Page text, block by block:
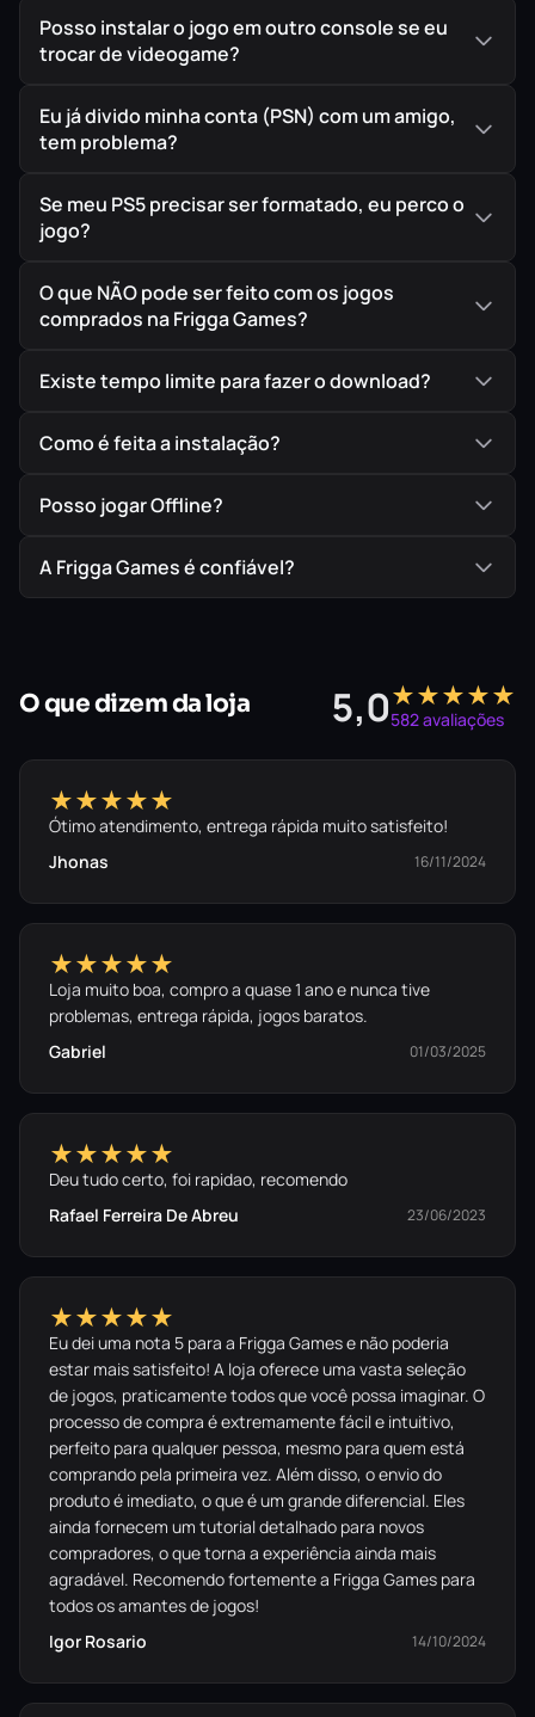
Posso instalar o jogo em outro console se eu
trocar de videogame?
Eu já divido minha conta (PSN) com um amigo,
tem problema?
Se meu PS5 precisar ser formatado, eu perco o
jogo?
O que NÃO pode ser feito com os jogos
comprados na Frigga Games?
Existe tempo limite para fazer o download?
Como é feita a instalação?
Posso jogar Offline?
A Frigga Games é confiável?
O que dizem da loja 5,0★★★★★
582 avaliações
★★★★★
Ótimo atendimento, entrega rápida muito satisfeito!
Jhonas
16/11/2024
★★★★★
Loja muito boa, compro a quase 1 ano e nunca tive
problemas, entrega rápida, jogos baratos.
Gabriel
01/03/2025
★★★★★
Deu tudo certo, foi rapidao, recomendo
Rafael Ferreira De Abreu
23/06/2023
★★★★★
Eu dei uma nota 5 para a Frigga Games e não poderia
estar mais satisfeito! A loja oferece uma vasta seleção
de jogos, praticamente todos que você possa imaginar. O
processo de compra é extremamente fácil e intuitivo,
perfeito para qualquer pessoa, mesmo para quem está
comprando pela primeira vez. Além disso, o envio do
produto é imediato, o que é um grande diferencial. Eles
ainda fornecem um tutorial detalhado para novos
compradores, o que torna a experiência ainda mais
agradável. Recomendo fortemente a Frigga Games para
todos os amantes de jogos!
Igor Rosario
14/10/2024